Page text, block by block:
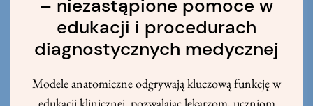
– niezastąpione pomoce w
edukacji i procedurach
diagnostycznych medycznej
Modele anatomiczne odgrywają kluczową funkcję w